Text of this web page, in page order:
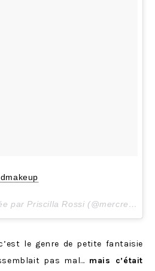
Une publication partagée par Priscilla Rossi (@mercredieblog) le
le genre de petite fantaisie
pas mal… mais c’était